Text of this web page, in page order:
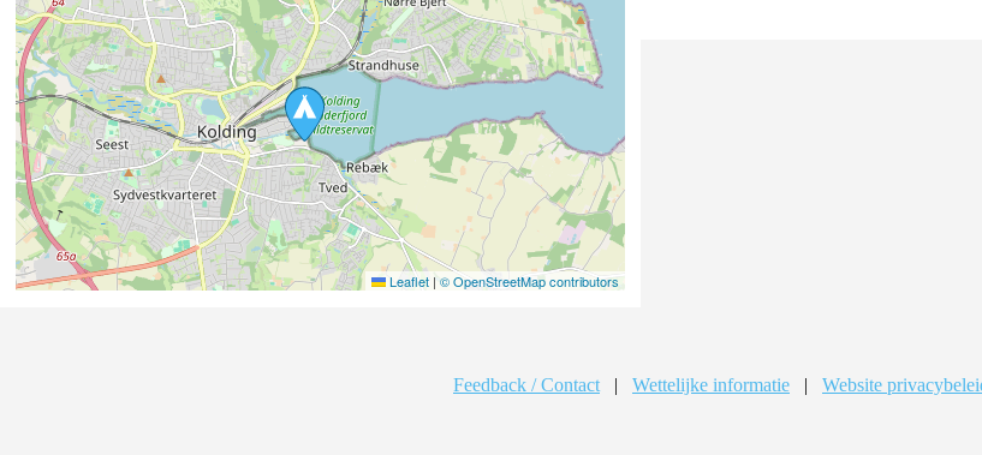
Leaflet | © OpenStreetMap contributors
Feedback / Contact | Wettelijke informatie | Website